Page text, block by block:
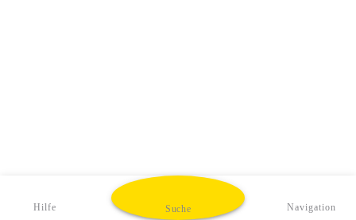
Hilfe Suche Navigation